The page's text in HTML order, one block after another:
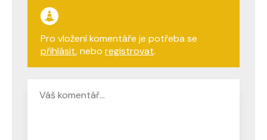
Pro vložení komentáře je potřeba se
přihlásit, nebo registrovat.